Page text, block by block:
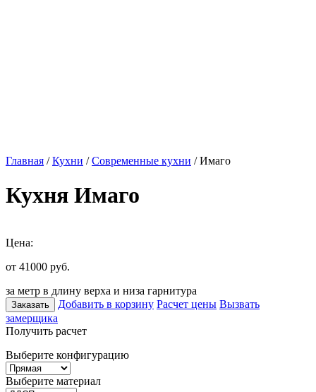
Главная /Кухни /Современные кухни / Имаго
Кухня Имаго
Цена:
от 41000 руб.
за метр в длину верха и низа гарнитура
Заказать Добавить в корзину Расчет цены Вызвать
замерщика
Получить расчет
Выберите конфигурацию
Выберите материал